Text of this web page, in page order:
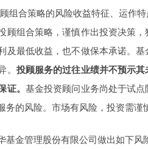
组合策略的风险收益特征、运作
顾组合策略，谨慎作出投资决策
及最低收益，也不做保本承诺。
。 投顾服务的过往业绩并不预示
证。 基金投资顾问业务尚处于试
务的风险。市场有风险，投资需谨
基金管理股份有限公司做出如下风